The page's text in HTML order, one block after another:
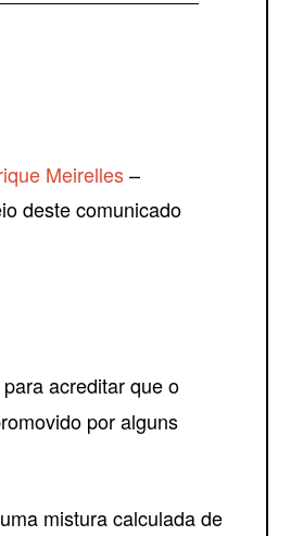
Meirelles–
deste comunicado
acreditar que o
por alguns
mistura calculada de